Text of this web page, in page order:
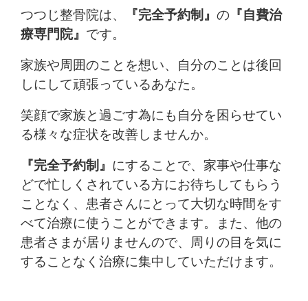
つつじ整骨院は、 『完全予約制』 の 『自費治
療専門院』 です。
家族や周囲のことを想い、自分のことは後回
しにして頑張っているあなた。
笑顔で家族と過ごす為にも自分を困らせてい
る様々な症状を改善しませんか。
『完全予約制』 にすることで、家事や仕事な
どで忙しくされている方にお待ちしてもらう
ことなく、患者さんにとって大切な時間をす
べて治療に使うことができます。また、他の
患者さまが居りませんので、周りの目を気に
することなく治療に集中していただけます。